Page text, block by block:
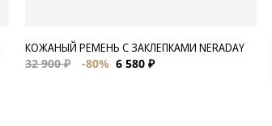
КОЖАНЫЙ РЕМЕНЬ С ЗАКЛЕПКАМИ NERADAY
32 900 ₽
-80% 6 580 ₽